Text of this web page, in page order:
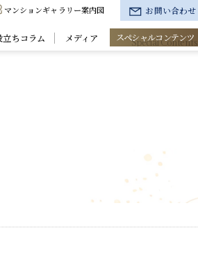
マンションギャラリー案内図
お問い合わせ
立ちコラム メディア スペシャルコンテンツ